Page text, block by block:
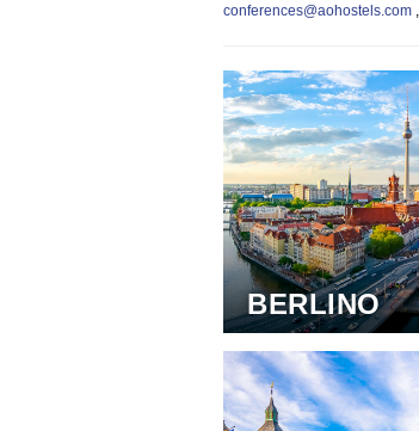
conferences@aohostels.com
BERLINO